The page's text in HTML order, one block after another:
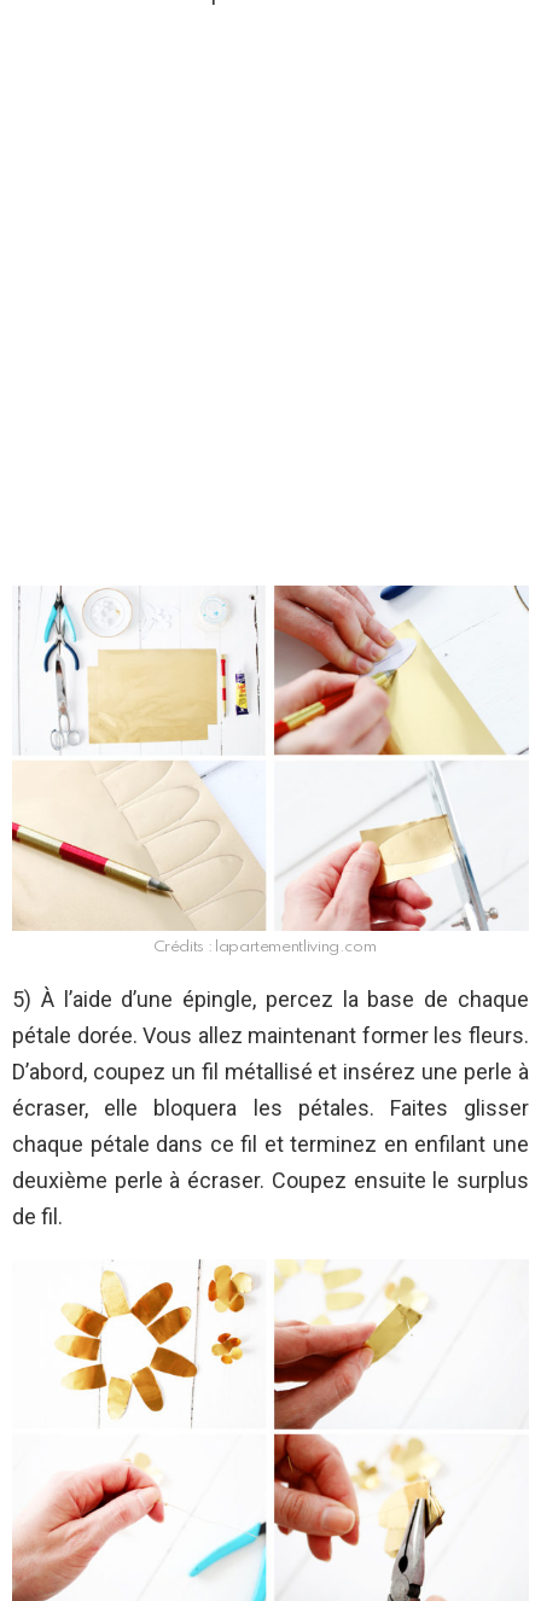
Crédits : lapartementliving.com
5) À l’aide d’une épingle, percez la base de chaque
pétale dorée. Vous allez maintenant former les fleurs.
D’abord, coupez un fil métallisé et insérez une perle à
écraser, elle bloquera les pétales. Faites glisser
chaque pétale dans ce fil et terminez en enfilant une
deuxième perle à écraser. Coupez ensuite le surplus
de fil.